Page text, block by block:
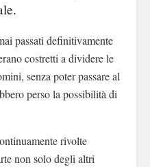
passati definitivamente
costretti a dividere le
senza poter passare al
perso la possibilità di
rivolte
non solo degli altri